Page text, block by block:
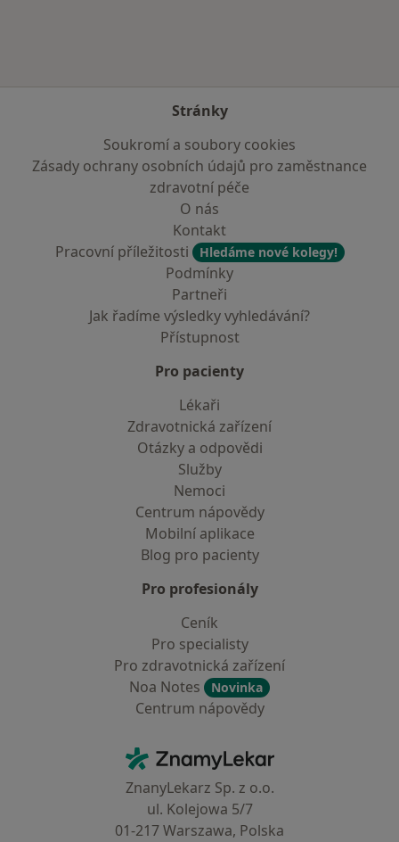
Stránky
Soukromí a soubory cookies
Zásady ochrany osobních údajů pro zaměstnance
zdravotní péče
O nás
Kontakt
Pracovní příležitosti
Hledáme nové kolegy!
Podmínky
Partneři
Jak řadíme výsledky vyhledávání?
Přístupnost
Pro pacienty
Lékaři
Zdravotnická zařízení
Otázky a odpovědi
Služby
Nemoci
Centrum nápovědy
Mobilní aplikace
Blog pro pacienty
Pro profesionály
Ceník
Pro specialisty
Pro zdravotnická zařízení
Noa Notes
Novinka
Centrum nápovědy
ZnamyLekar - Hlavní stránka
ZnanyLekarz Sp. z o.o.
ul. Kolejowa 5/7
01-217 Warszawa, Polska